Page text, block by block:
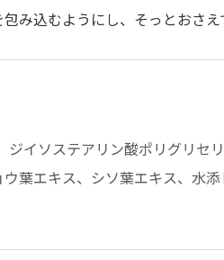
み込むようにし、そっとおさえ
ジイソステアリン酸ポリグリセ
葉エキス、シソ葉エキス、水